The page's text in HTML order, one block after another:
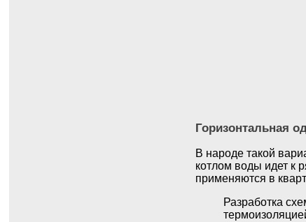
Горизонтальная
В народе такой
котлом воды идет к
применяются в
Разработка